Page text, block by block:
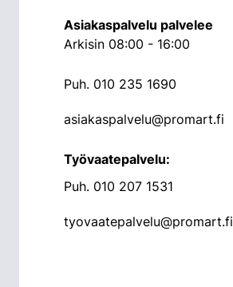
Asiakaspalvelu palvelee
Arkisin 08:00 - 16:00
Puh. 010 235 1690
asiakaspalvelu@promart.fi
Työvaatepalvelu:
Puh. 010 207 1531
tyovaatepalvelu@promart.fi